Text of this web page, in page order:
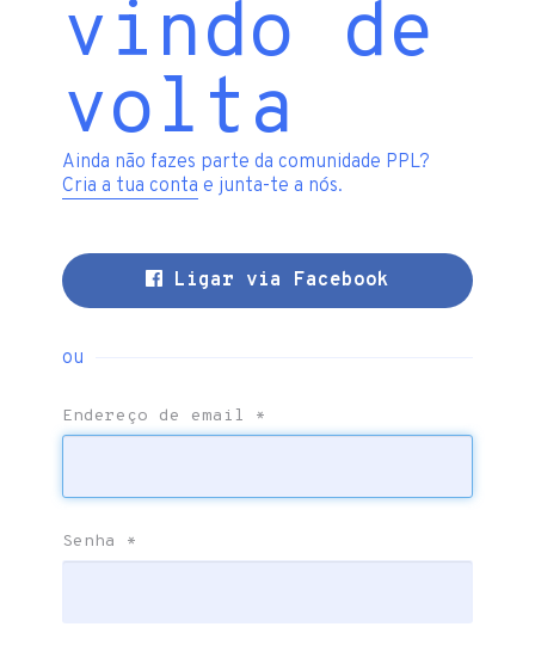
vindo de
volta
Ainda não fazes parte da comunidade PPL?
Cria a tua conta e junta-te a nós.
Ligar via Facebook
ou
Endereço de email *
Senha *